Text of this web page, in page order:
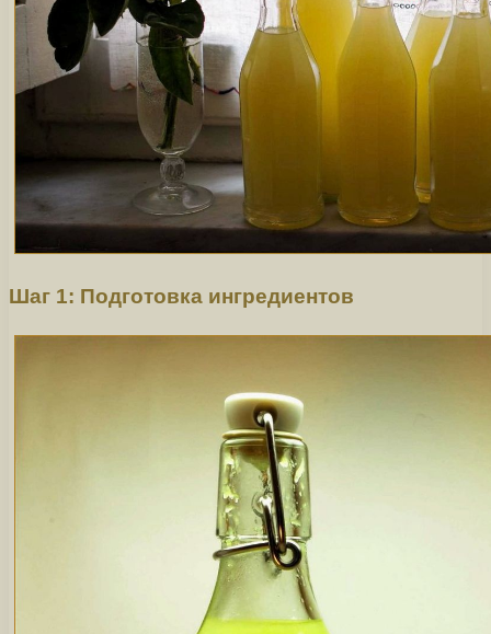
Шаг 1: Подготовка ингредиентов